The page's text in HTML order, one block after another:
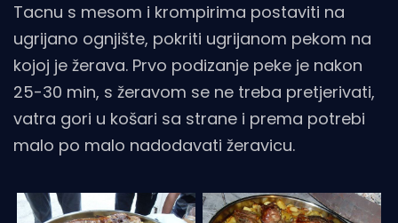
Tacnu s mesom i krompirima postaviti na
ugrijano ognjište, pokriti ugrijanom pekom na
kojoj je žerava. Prvo podizanje peke je nakon
25-30 min, s žeravom se ne treba pretjerivati,
vatra gori u košari sa strane i prema potrebi
malo po malo nadodavati žeravicu.